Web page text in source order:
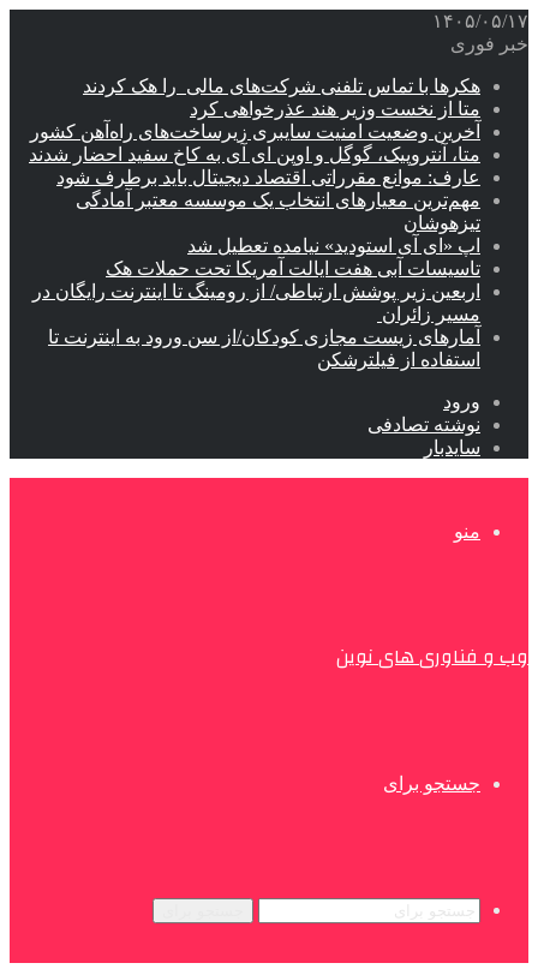
۱۴۰۵/۰۵/۱۷
خبر فوری
هکرها با تماس تلفنی شرکت‌های مالی را هک کردند
متا از نخست وزیر هند عذرخواهی کرد
آخرین وضعیت امنیت سایبری زیرساخت‌های راه‌آهن کشور
متا، آنتروپیک، گوگل و اوپن ای آی به کاخ سفید احضار شدند
عارف: موانع مقرراتی اقتصاد دیجیتال باید برطرف شود
مهم‌ترین معیارهای انتخاب یک موسسه معتبر آمادگی
تیزهوشان
اپ «ای آی استودید» نیامده تعطیل شد
تاسیسات آبی هفت ایالت آمریکا تحت حملات هک
اربعین زیر پوشش ارتباطی/ از رومینگ تا اینترنت رایگان در
مسیر زائران
آمارهای زیست مجازی کودکان/از سن ورود به اینترنت تا
استفاده از فیلترشکن
ورود
نوشته تصادفی
سایدبار
منو
وب و فناوری های نوین
جستجو برای